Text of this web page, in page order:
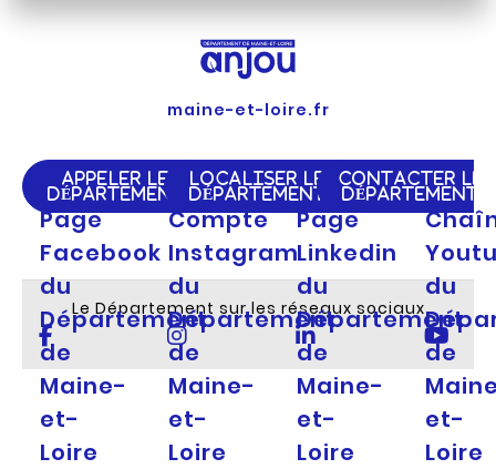
maine-et-loire.fr
APPELER LE
DÉPARTEMENT
LOCALISER LE
DÉPARTEMENT
CONTACTER LE
DÉPARTEMENT
Le Département sur les réseaux sociaux
Page
Facebook
du
Département
de
Maine-
et-
Loire
Compte
Instagram
du
Département
de
Maine-
et-
Loire
Page
Linkedin
du
Département
de
Maine-
et-
Loire
du
de
et-
Loire